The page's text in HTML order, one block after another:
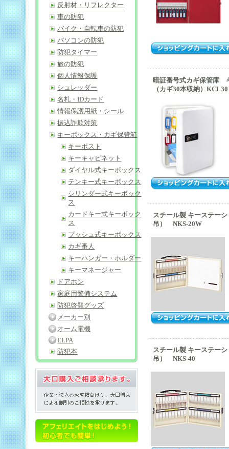
暗証番号式カギ保管庫
（カギ30本収納）KCL30
スチール製 キーステー
吊） NKS-20W
スチール製 キーステー
吊） NKS-40
反射材・リフレクター
車の防犯
バイク・自転車の防犯
パソコンの防犯
防犯タイマー
旅の防犯
個人情報保護
シュレッダー
名札・IDカード
情報保護用紙・シール
振込詐欺対策
キーボックス・カギ保管箱
キーポスト
キーキャビネット
ダイヤル式キーボックス
テンキー式キーボックス
シリンダー式キーボック
ス
カードキー式キーボック
ス
プッシュ式キーボックス
カギ番人
キーハンガー・ホルダー
キーマネージャー
ドアホン
家庭用警備システム
防犯啓発グッズ
メーカー別
オーム電機
ELPA
防犯本